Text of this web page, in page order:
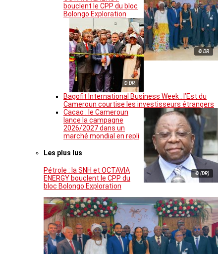
© DR
bouclent le CPP du bloc
Bolongo Exploration
© DR
Bagofit International Business Week : l’Est du
Cameroun courtise les investisseurs étrangers
© (DR)
Cacao : le Cameroun
lance la campagne
2026/2027 dans un
marché mondial en repli
Les plus lus
Pétrole : la SNH et OCTAVIA
ENERGY bouclent le CPP du
bloc Bolongo Exploration